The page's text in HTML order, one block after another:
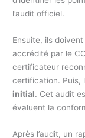
l’audit officiel.
Ensuite, ils
accrédité par le
certificateur
certification. Puis,
initial. Cet audit
évaluent la
Après l’audit, un